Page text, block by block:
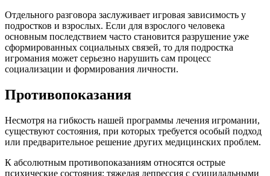
Отдельного разговора заслуживает игровая зависимость у
подростков и взрослых. Если для взрослого человека
основным последствием часто становится разрушение уже
сформированных социальных связей, то для подростка
игромания может серьезно нарушить сам процесс
социализации и формирования личности.
Противопоказания
Несмотря на гибкость нашей программы лечения игромании,
существуют состояния, при которых требуется особый подход
или предварительное решение других медицинских проблем.
К абсолютным противопоказаниям относятся острые
психические состояния: тяжелая депрессия с суицидальными